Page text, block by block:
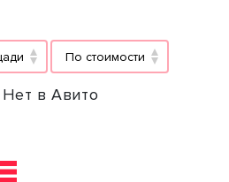
По стоимости
Нет в Авито